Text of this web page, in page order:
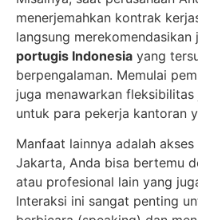
menerjemahkan kontrak
langsung merekomendasikan
portugis Indonesia yang
berpengalaman. Memulai
juga menawarkan
untuk para pekerja kantoran
Manfaat lainnya adalah
Jakarta, Anda bisa bertemu
atau profesional lain yang
Interaksi ini sangat penting